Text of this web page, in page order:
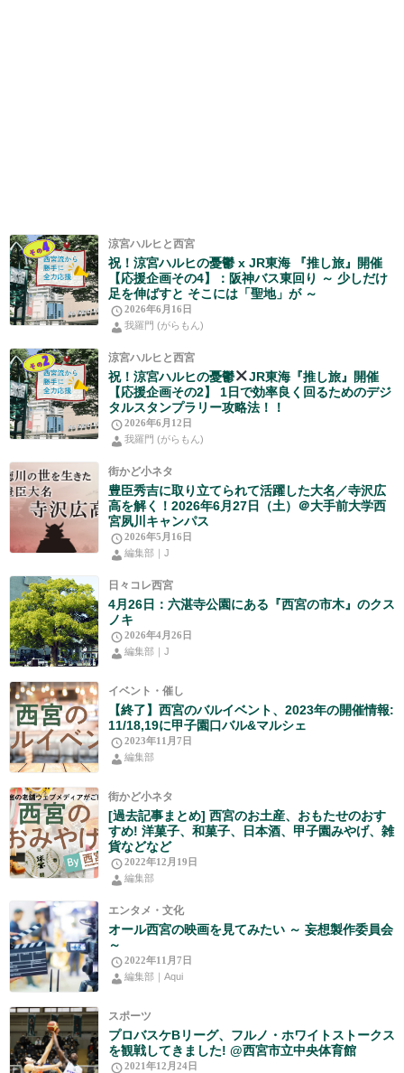
涼宮ハルヒと西宮
祝！涼宮ハルヒの憂鬱 x JR東海 『推し旅』開催
【応援企画その4】：阪神バス東回り ～ 少しだけ
足を伸ばすと そこには「聖地」が ～
2026年6月16日
我羅門 (がらもん)
涼宮ハルヒと西宮
祝！涼宮ハルヒの憂鬱
JR東海『推し旅』開催
【応援企画その2】 1日で効率良く回るためのデジ
タルスタンプラリー攻略法！！
2026年6月12日
我羅門 (がらもん)
街かど小ネタ
豊臣秀吉に取り立てられて活躍した大名／寺沢広
高を解く！2026年6月27日（土）＠大手前大学西
宮夙川キャンパス
2026年5月16日
編集部｜J
日々コレ西宮
4月26日：六湛寺公園にある『西宮の市木』のクス
ノキ
2026年4月26日
編集部｜J
イベント・催し
【終了】西宮のバルイベント、2023年の開催情報:
11/18,19に甲子園口バル&マルシェ
2023年11月7日
編集部
街かど小ネタ
[過去記事まとめ] 西宮のお土産、おもたせのおす
すめ! 洋菓子、和菓子、日本酒、甲子園みやげ、雑
貨などなど
2022年12月19日
編集部
エンタメ・文化
オール西宮の映画を見てみたい ～ 妄想製作委員会
～
2022年11月7日
編集部｜Aqui
スポーツ
プロバスケBリーグ、フルノ・ホワイトストークス
を観戦してきました! @西宮市立中央体育館
2021年12月24日